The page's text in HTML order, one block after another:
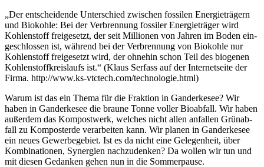
„Der ent­schei­den­de Unter­schied zwi­schen fos­si­len Ener­gie­trä­gern
und Bio­koh­le: Bei der Ver­bren­nung fos­si­ler Ener­gie­trä­ger wird
Koh­len­stoff frei­ge­setzt, der seit Mil­lio­nen von Jah­ren im Boden ein­
ge­schlos­sen ist, wäh­rend bei der Ver­bren­nung von Bio­koh­le nur
Koh­len­stoff frei­ge­setzt wird, der ohne­hin schon Teil des bio­ge­nen
Koh­len­stoff­kreis­laufs ist.“ (Klaus Ser­fass auf der Inter­net­sei­te der
Fir­ma. http://www.ks-vtctech.com/technologie.html)
War­um ist das ein The­ma für die Frak­ti­on in Gan­der­ke­see? Wir
haben in Gan­der­ke­see die brau­ne Ton­ne vol­ler Bio­ab­fall. Wir haben
außer­dem das Kom­post­werk, wel­ches nicht allen anfal­len Grün­ab­
fall zu Kom­post­er­de ver­ar­bei­ten kann. Wir pla­nen in Gan­der­ke­see
ein neu­es Gewer­be­ge­biet. Ist es da nicht eine Gele­gen­heit, über
Kom­bi­na­tio­nen, Syn­er­gien nach­zu­den­ken? Da wol­len wir tun und
mit die­sen Gedan­ken gehen nun in die Som­mer­pau­se.